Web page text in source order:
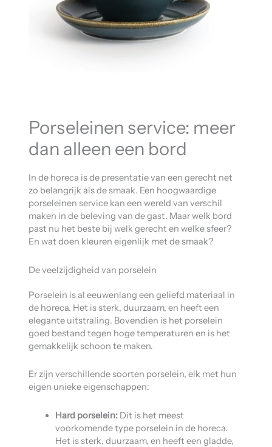
Porseleinen service: meer
dan alleen een bord
In de horeca is de presentatie van een gerecht net
zo belangrijk als de smaak. Een hoogwaardige
porseleinen service kan een wereld van verschil
maken in de beleving van de gast. Maar welk bord
past nu het beste bij welk gerecht en welke sfeer?
En wat doen kleuren eigenlijk met de smaak?
De veelzijdigheid van porselein
Porselein is al eeuwenlang een geliefd materiaal in
de horeca. Het is sterk, duurzaam, en heeft een
elegante uitstraling. Bovendien is het porselein
goed bestand tegen hoge temperaturen en is het
gemakkelijk schoon te maken.
Er zijn verschillende soorten porselein, elk met hun
eigen unieke eigenschappen:
Hard porselein: Dit is het meest
voorkomende type porselein in de horeca.
Het is sterk, duurzaam, en heeft een gladde,